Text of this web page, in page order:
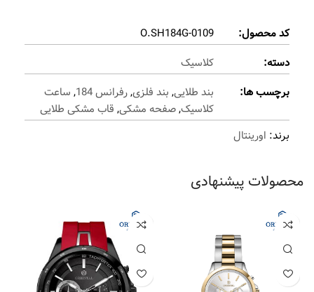
کد محصول:
O.SH184G-0109
دسته:
کلاسیک
برچسب ها:
بند طلایی, بند فلزی,رفرانس 184 , ساعت
کلاسیک,صفحه مشکی, قاب مشکی طلایی
برند: اورینتال
محصولات پیشنهادی